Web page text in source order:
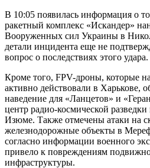
В 10:05 появилась информация о
ракетный комплекс «Искандер»
Вооруженных сил Украины в
детали инцидента еще не
вопрос о последствиях этого удара.
Кроме того, FPV-дроны, которые
активно действовали в Харькове,
наведение для «Ланцетов» и
центр радио-космической
Изюме. Также отмечены атаки на
железнодорожные объекты в
согласно информации военного
привело к повреждениям
инфраструктуры.